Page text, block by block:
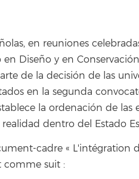
en reuniones
Diseño y en
de la decisión de las
en la segunda
la ordenación de las
dentro del Estado
cadre « L'intégration
comme suit :